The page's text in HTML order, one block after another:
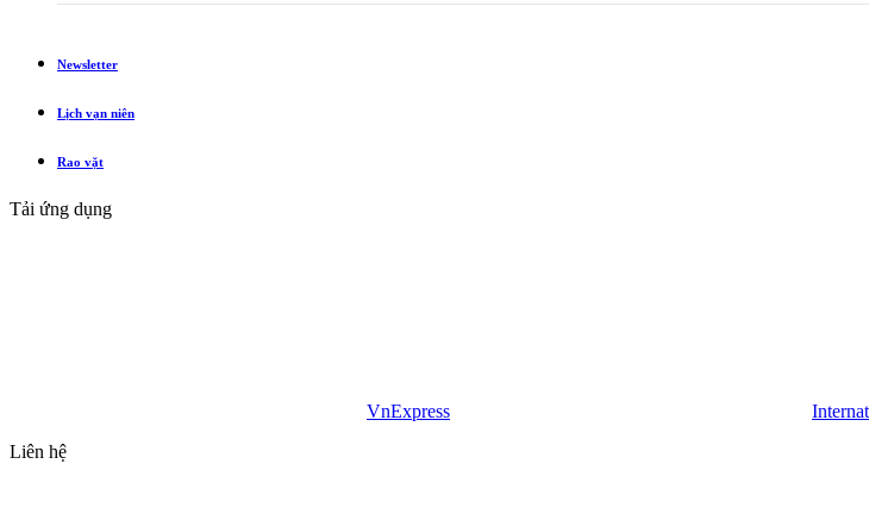
Newsletter
Lịch vạn niên
Rao vặt
Tải ứng dụng
VnExpress
Liên hệ